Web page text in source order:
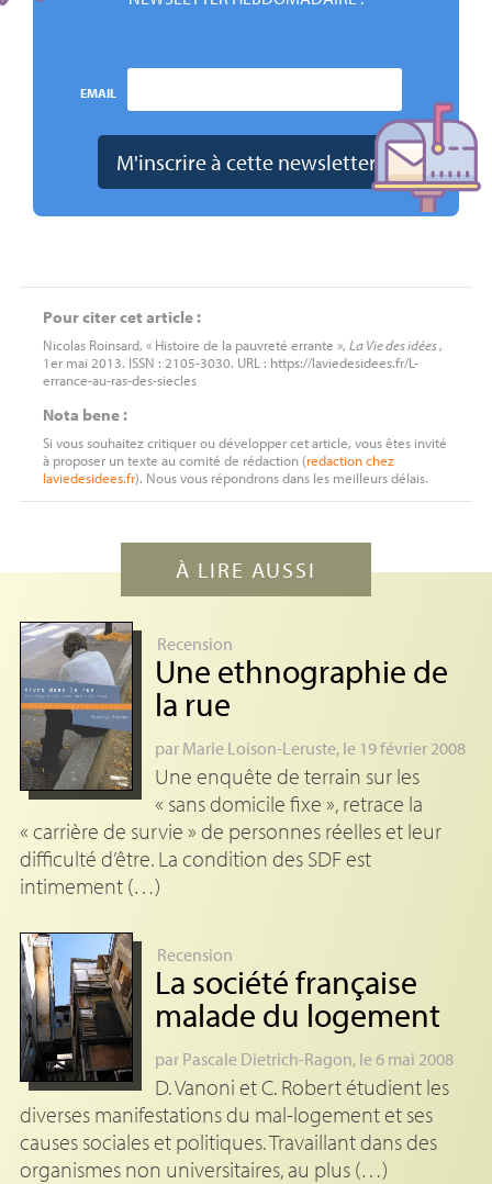
EMAIL
Pour citer cet article :
Nicolas Roinsard, « Histoire de la pauvreté errante », La Vie des idées,
1er mai 2013. ISSN : 2105-3030. URL : https://laviedesidees.fr/L-
errance-au-ras-des-siecles
Nota bene :
Si vous souhaitez critiquer ou développer cet article, vous êtes invité
à proposer un texte au comité de rédaction (redactionchez
laviedesidees.fr). Nous vous répondrons dans les meilleurs délais.
À LIRE AUSSI
Recension
Une ethnographie de
la rue
par Marie Loison-Leruste, le 19 février 2008
Une enquête de terrain sur les
« sans domicile fixe », retrace la
« carrière de survie » de personnes réelles et leur
difficulté d’être. La condition des SDF est
intimement (…)
Recension
La société française
malade du logement
par Pascale Dietrich-Ragon, le 6 mai 2008
D. Vanoni et C. Robert étudient les
diverses manifestations du mal-logement et ses
causes sociales et politiques. Travaillant dans des
organismes non universitaires, au plus (…)